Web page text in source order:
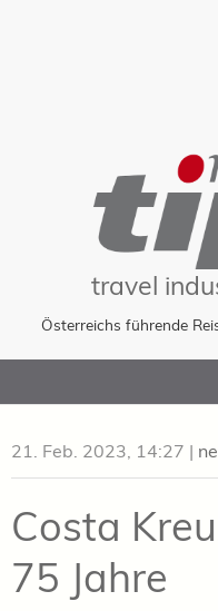
travel
Österreichs führende
to
21. Feb. 2023, 14:27 |
Costa
75 Jahre